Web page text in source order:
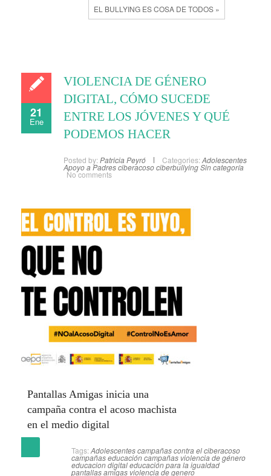
EL BULLYING ES COSA DE TODOS »
21
Ene
VIOLENCIA DE GÉNERO
DIGITAL, CÓMO SUCEDE
ENTRE LOS JÓVENES Y QUÉ
PODEMOS HACER
Posted by: Patricia Peyró Categories: Adolescentes
Apoyo a PadresciberacosociberbullyingSin categoría
No comments
Pantallas Amigas inicia una
campaña contra el acoso machista
en el medio digital
Tags: Adolescentescampañas contra el ciberacoso
campañas educacióncampañas violencia de género
educacion digitaleducación para la igualdad
pantallas amigas violencia de genero